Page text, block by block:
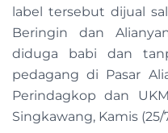
label tersebut dijual
Beringin dan
diduga babi dan
pedagang di Pasar
Perindagkop dan
Singkawang, Kamis (25/